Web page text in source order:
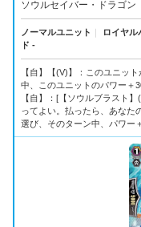
ソウルセイバー・ドラゴン
ノーマルユニット ロイヤル
ド -
【自】【(V)】：このユニッ
中、このユニットのパワー＋
【自】：[【ソウルブラスト
ってよい。払ったら、あなた
選び、そのターン中、パワー